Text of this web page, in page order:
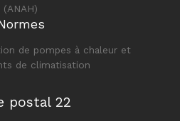
(ANAH)
de pompes à chaleur et
de climatisation
postal 22